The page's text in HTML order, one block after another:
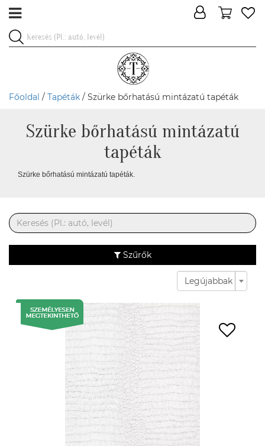
Főoldal / Tapéták / Szürke bőrhatású mintázatú tapéták
Szürke bőrhatású mintázatú
tapéták
Szürke bőrhatású mintázatú tapéták.
Szűrők
Legújabbak